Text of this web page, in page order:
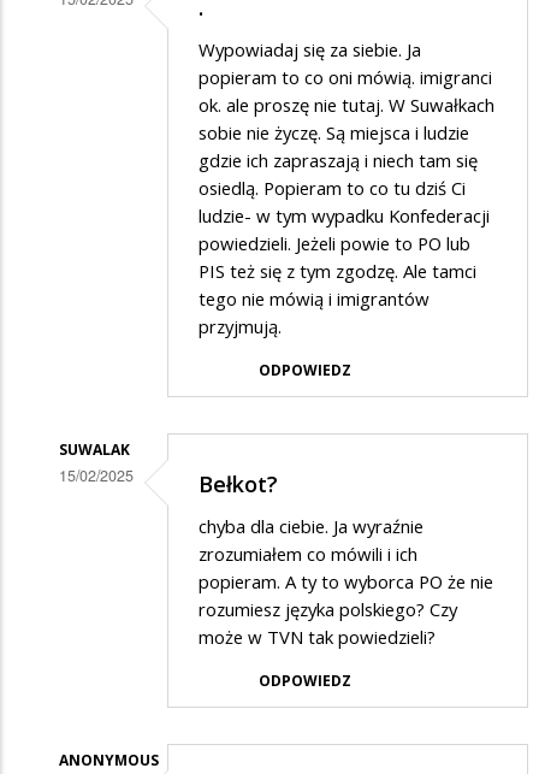
.
Wypowiadaj się za siebie. Ja
popieram to co oni mówią. imigranci
ok. ale proszę nie tutaj. W Suwałkach
sobie nie życzę. Są miejsca i ludzie
gdzie ich zapraszają i niech tam się
osiedlą. Popieram to co tu dziś Ci
ludzie- w tym wypadku Konfederacji
powiedzieli. Jeżeli powie to PO lub
PIS też się z tym zgodzę. Ale tamci
tego nie mówią i imigrantów
przyjmują.
ODPOWIEDZ
SUWALAK
15/02/2025 Bełkot?
chyba dla ciebie. Ja wyraźnie
zrozumiałem co mówili i ich
popieram. A ty to wyborca PO że nie
rozumiesz języka polskiego? Czy
może w TVN tak powiedzieli?
ODPOWIEDZ
ANONYMOUS